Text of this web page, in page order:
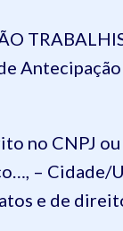
no CNPJ ou
– Cidade/
e de